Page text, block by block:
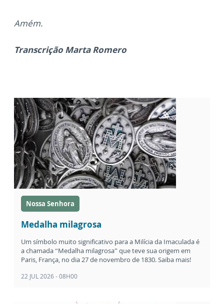
Amém.
Transcrição Marta Romero
Nossa Senhora
Medalha milagrosa
Um símbolo muito significativo para a Milícia da Imaculada é
a chamada “Medalha milagrosa” que teve sua origem em
Paris, França, no dia 27 de novembro de 1830. Saiba mais!
22 JUL 2026 - 08H00